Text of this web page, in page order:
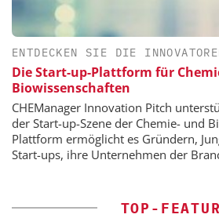
ENTDECKEN SIE DIE
Die Start-up-Plattform für
Biowissenschaften
CHEManager Innovation Pitch
der Start-up-Szene der Chemie- und
Plattform ermöglicht es Gründern,
Start-ups, ihre Unternehmen der
TOP-